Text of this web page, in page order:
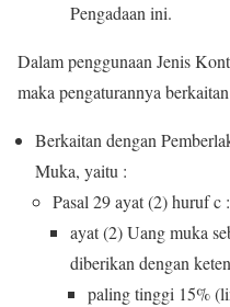
Pengadaan ini.
Dalam penggunaan Jenis
maka pengaturannya
Berkaitan dengan
Muka, yaitu :
Pasal 29 ayat (2) huruf c :
ayat (2) Uang muka
diberikan dengan
paling tinggi 15%